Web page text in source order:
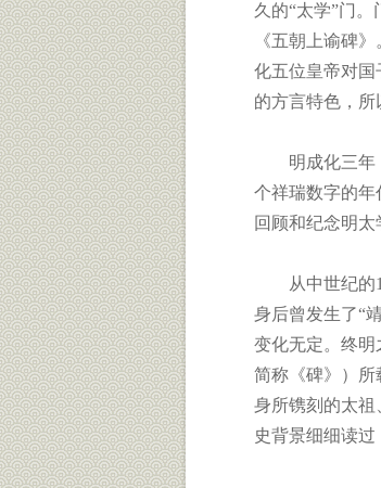
久的“太学”门
《五朝上谕碑
化五位皇帝对
的方言特色，所
明成化三年，
个祥瑞数字的
回顾和纪念明太
从中世纪的
身后曾发生了“
变化无定。终明
简称《碑》）
身所镌刻的太
史背景细细读过